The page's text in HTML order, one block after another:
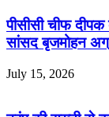
पीसीसी चीफ
सांसद बृजमोहन
July 15, 2026